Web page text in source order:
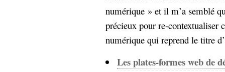
numérique » et il m’a semblé
précieux pour re-contextualiser
numérique qui reprend le titre
Les plates-formes web de